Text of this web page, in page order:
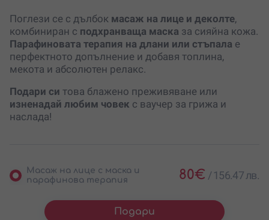
Поглези се с дълбок масаж на лице и деколте,
комбиниран с подхранваща маска за сияйна кожа.
Парафиновата терапия на длани или стъпала е
перфектното допълнение и добавя топлина,
мекота и абсолютен релакс.
Подари си това блажено преживяване или
изненадай любим човек с ваучер за грижа и
наслада!
Масаж на лице с маска и
парафинова терапия
80€ /156.47 лв.
Подари